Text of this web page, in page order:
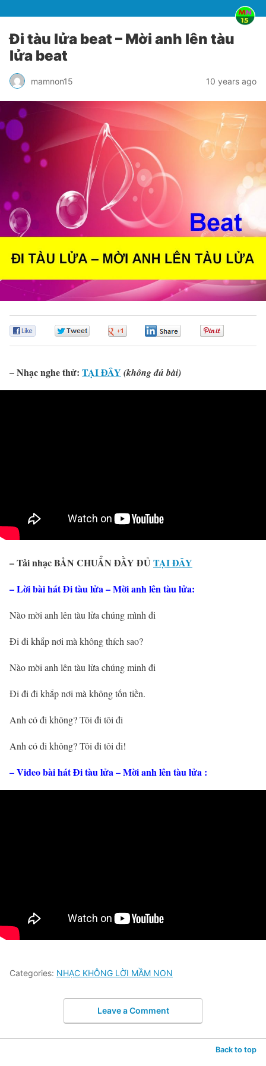
Đi tàu lửa beat – Mời anh lên tàu
lửa beat
mamnon15 10 years ago
– Nhạc nghe thử: TẠI ĐÂY (không đủ bài)
– Tải nhạc BẢN CHUẨN ĐẦY ĐỦ TẠI ĐÂY
– Lời bài hát Đi tàu lửa – Mời anh lên tàu lửa:
Nào mời anh lên tàu lửa chúng mình đi
Đi đi khắp nơi mà không thích sao?
Nào mời anh lên tàu lửa chúng minh đi
Đi đi đi khắp nơi mà không tốn tiền.
Anh có đi không? Tôi đi tôi đi
Anh có đi không? Tôi đi tôi đi!
– Video bài hát Đi tàu lửa – Mời anh lên tàu lửa :
Categories: NHẠC KHÔNG LỜI MẦM NON
Leave a Comment
Back to top